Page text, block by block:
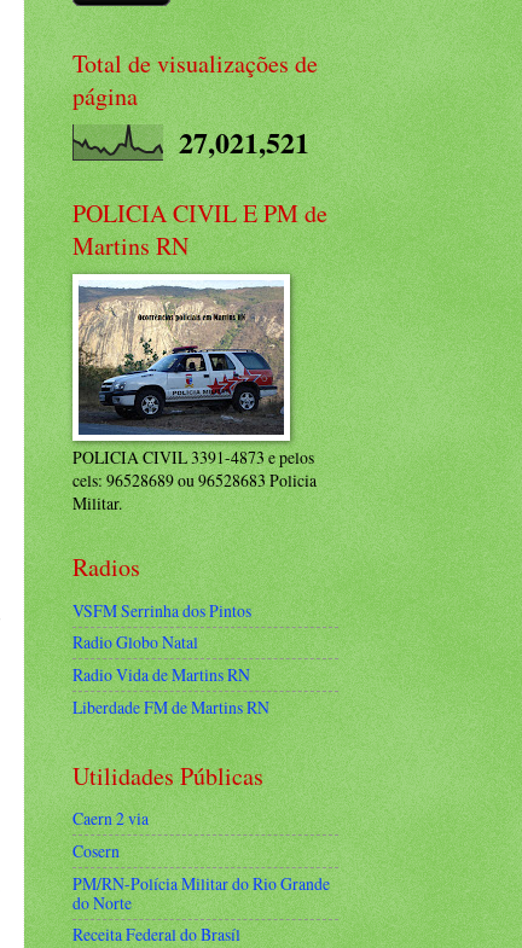
Total de visualizações de
página
27,021,521
POLICIA CIVIL E PM de
Martins RN
POLICIA CIVIL 3391-4873 e pelos
cels: 96528689 ou 96528683 Policia
Militar.
Radios
VSFM Serrinha dos Pintos
Radio Globo Natal
Radio Vida de Martins RN
Liberdade FM de Martins RN
Utilidades Públicas
Caern 2 via
Cosern
PM/RN-Polícia Militar do Rio Grande
do Norte
Receita Federal do Brasíl